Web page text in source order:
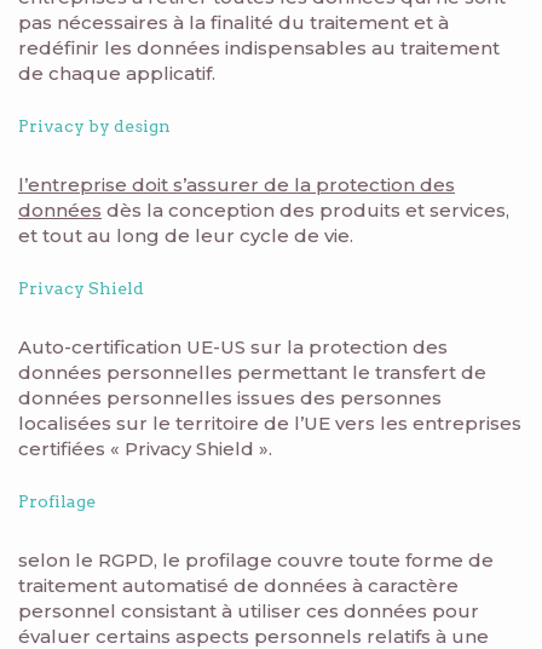
pas nécessaires à la finalité du traitement et à
redéfinir les données indispensables au traitement
de chaque applicatif.
Privacy by design
l’entreprise doit s’assurer de la protection des
données dès la conception des produits et services,
et tout au long de leur cycle de vie.
Privacy Shield
Auto-certification UE-US sur la protection des
données personnelles permettant le transfert de
données personnelles issues des personnes
localisées sur le territoire de l’UE vers les entreprises
certifiées « Privacy Shield ».
Profilage
selon le RGPD, le profilage couvre toute forme de
traitement automatisé de données à caractère
personnel consistant à utiliser ces données pour
évaluer certains aspects personnels relatifs à une